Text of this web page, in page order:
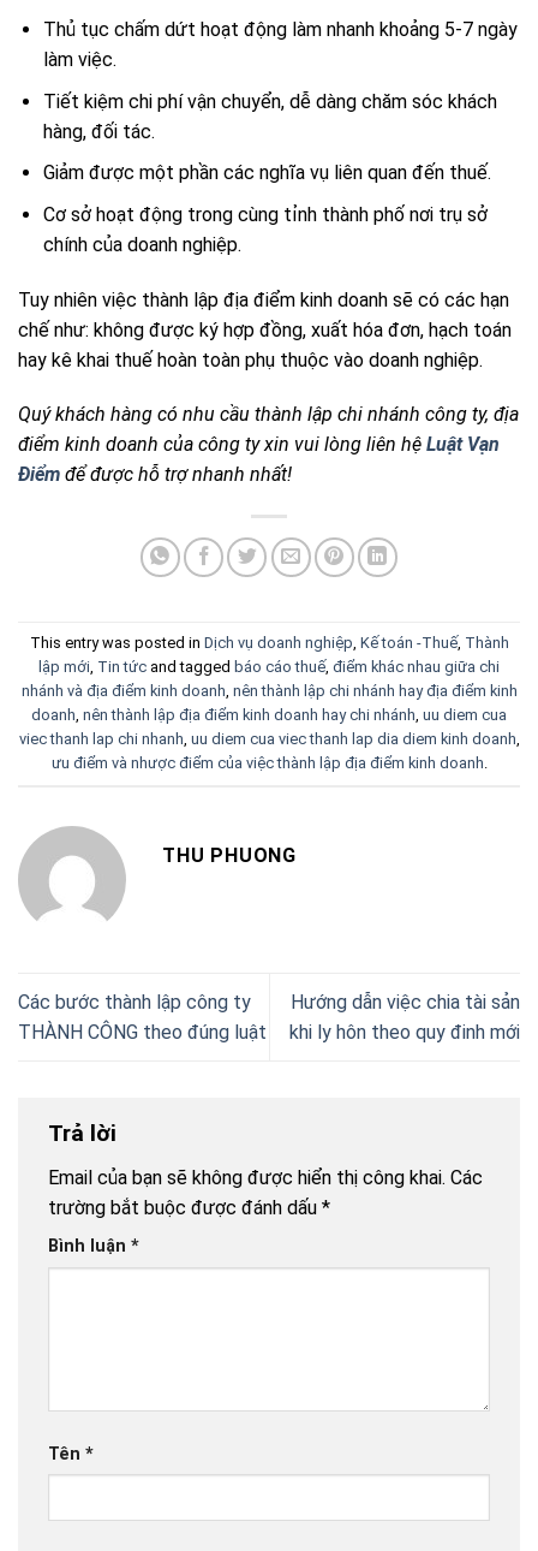
Thủ tục chấm dứt hoạt động làm nhanh khoảng 5-7 ngày
làm việc.
Tiết kiệm chi phí vận chuyển, dễ dàng chăm sóc khách
hàng, đối tác.
Giảm được một phần các nghĩa vụ liên quan đến thuế.
Cơ sở hoạt động trong cùng tỉnh thành phố nơi trụ sở
chính của doanh nghiệp.
Tuy nhiên việc thành lập địa điểm kinh doanh sẽ có các hạn
chế như: không được ký hợp đồng, xuất hóa đơn, hạch toán
hay kê khai thuế hoàn toàn phụ thuộc vào doanh nghiệp.
Quý khách hàng có nhu cầu thành lập chi nhánh công ty, địa
điểm kinh doanh của công ty xin vui lòng liên hệ Luật Vạn
Điểm để được hỗ trợ nhanh nhất!
This entry was posted in Dịch vụ doanh nghiệp Kế toán -Thuế, Thành
lập mới Tin tức and tagged báo cáo thuế điểm khác nhau giữa chi
nhánh và địa điểm kinh doanh nên thành lập chi nhánh hay địa điểm kinh
doanh nên thành lập địa điểm kinh doanh hay chi nhánh uu diem cua
viec thanh lap chi nhanh uu diem cua viec thanh lap dia diem kinh doanh
ưu điểm và nhược điểm của việc thành lập địa điểm kinh doanh
THU PHUONG
Các bước thành lập công ty
THÀNH CÔNG theo đúng luật
Hướng dẫn việc chia tài sản
khi ly hôn theo quy đinh mới
Trả lời
Email của bạn sẽ không được hiển thị công khai. Các
trường bắt buộc được đánh dấu *
Bình luận *
Tên *